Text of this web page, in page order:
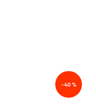
–40 %